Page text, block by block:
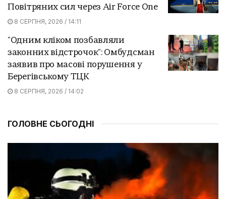
Повітряних сил через Air Force One
8 СЕРПНЯ, 2026 / 14:11
"Одним кліком позбавляли
законних відстрочок": Омбудсман
заявив про масові порушення у
Берегівському ТЦК
8 СЕРПНЯ, 2026 / 14:02
ГОЛОВНЕ СЬОГОДНІ